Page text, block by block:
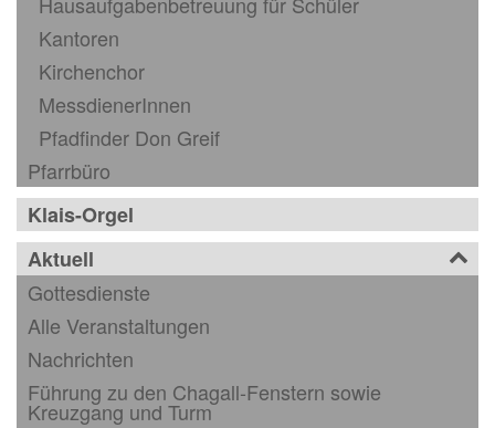
Kantoren
Kirchenchor
MessdienerInnen
Pfadfinder Don Greif
Pfarrbüro
Klais-Orgel
Aktuell
Gottesdienste
Alle Veranstaltungen
Nachrichten
Führung zu den Chagall-Fenstern sowie
Kreuzgang und Turm